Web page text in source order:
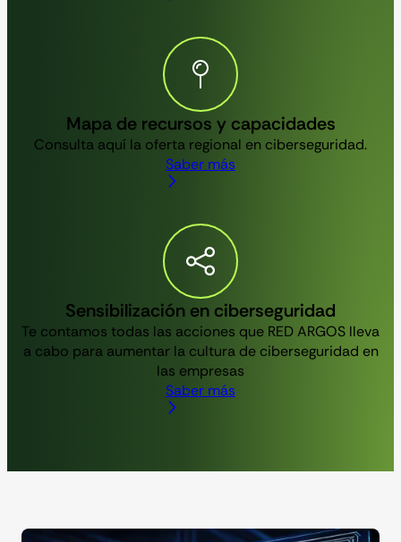
Mapa de recursos y capacidades
Consulta aquí la oferta regional en ciberseguridad.
Saber más
Sensibilización en ciberseguridad
Te contamos todas las acciones que RED ARGOS lleva
a cabo para aumentar la cultura de ciberseguridad en
las empresas
Saber más